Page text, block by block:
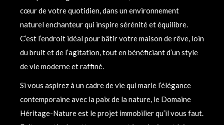
cœur de votre quotidien, dans un environnement
naturel enchanteur qui inspire sérénité et équilibre.
C’est l’endroit idéal pour bâtir votre maison de rêve, loin
du bruit et de l’agitation, tout en bénéficiant d’un style
de vie moderne et raffiné.
Si vous aspirez à un cadre de vie qui marie l’élégance
contemporaine avec la paix de la nature, le Domaine
Héritage-Nature est le projet immobilier qu’il vous faut.